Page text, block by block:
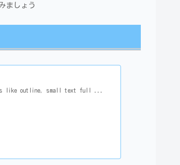
ましょう
like outline, small text full ...